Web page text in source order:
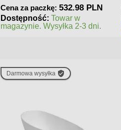
Cena za paczkę:320 PLN
Dostępność: Towar na
zamówienie. Zapytaj o czas
Darmowa wysyłka